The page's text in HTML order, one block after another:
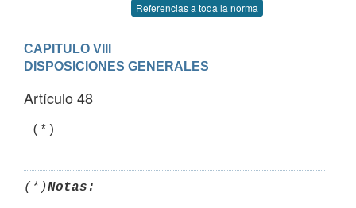
Referencias a toda la norma
CAPITULO VIII
DISPOSICIONES GENERALES
Artículo 48
(*)Notas: